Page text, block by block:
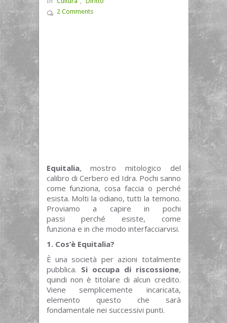
2 Comments
Equitalia, mostro mitologico del
calibro di Cerbero ed Idra. Pochi sanno
come funziona, cosa faccia o perché
esista. Molti la odiano, tutti la temono.
Proviamo a capire in pochi
passi perché esiste, come
funziona e in che modo interfacciarvisi.
1. Cos’è Equitalia?
È una società per azioni totalmente
pubblica. Si occupa di riscossione,
quindi non è titolare di alcun credito.
Viene semplicemente incaricata,
elemento questo che sarà
fondamentale nei successivi punti.